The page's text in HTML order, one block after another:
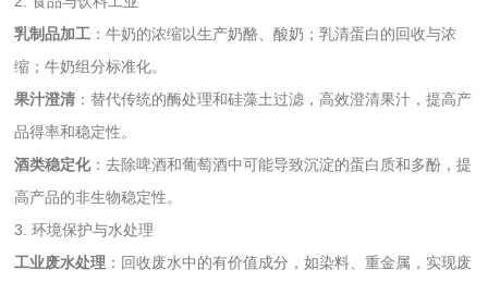
乳制品加工 ：牛奶的浓缩以生产奶酪、酸奶；乳清蛋白的回收与浓
缩；牛奶组分标准化。
果汁澄清 ：替代传统的酶处理和硅藻土过滤，高效澄清果汁，提高产
品得率和稳定性。
酒类稳定化：去除啤酒和葡萄酒中可能导致沉淀的蛋白质和多酚，提
高产品的非生物稳定性。
3. 环境保护与水处理
工业废水处理 ：回收废水中的有价值成分，如染料、重金属，实现废